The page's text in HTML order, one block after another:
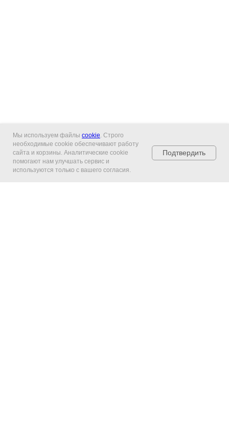
Мы используем файлы cookie. Строго
необходимые cookie обеспечивают работу
сайта и корзины. Аналитические cookie
помогают нам улучшать сервис и
используются только с вашего согласия.
Подтвердить